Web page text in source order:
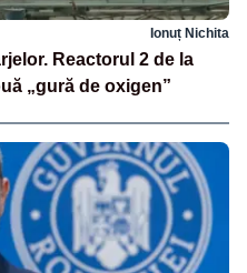
Ionuț Nichita
Reactorul 2 de la
„gură de oxigen”